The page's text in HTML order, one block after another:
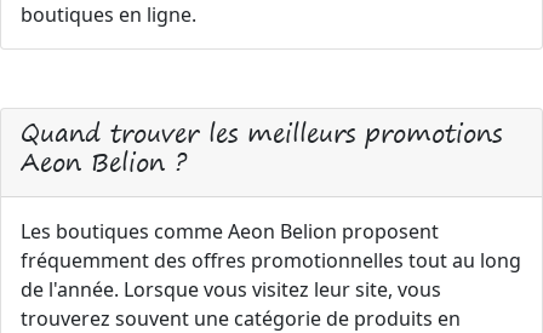
boutiques en ligne.
Quand trouver les meilleurs promotions
Aeon Belion ?
Les boutiques comme Aeon Belion proposent
fréquemment des offres promotionnelles tout au long
de l'année. Lorsque vous visitez leur site, vous
trouverez souvent une catégorie de produits en